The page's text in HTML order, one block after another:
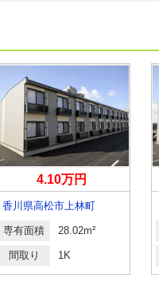
4.10万円
香川県高松市上林町
専有面積 28.02m²
間取り 1K